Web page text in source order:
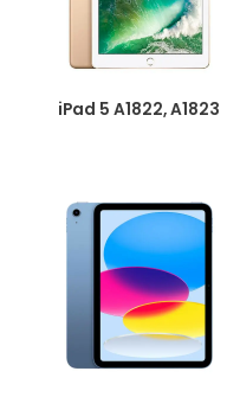
iPad 5 A1822, A1823